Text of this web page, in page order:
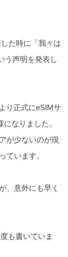
た時に「我々は
う声明を発表し
り正式にeSIMサ
なりました。
が少ないのが現
ています。
、意外にも早く
も書いていま